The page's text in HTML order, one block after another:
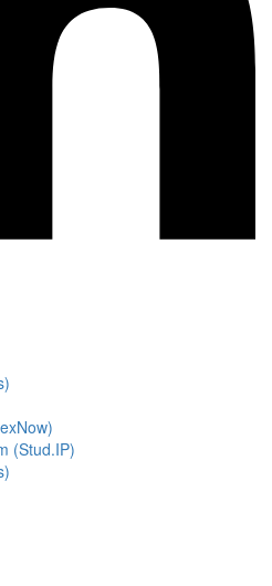
(Stud.IP)